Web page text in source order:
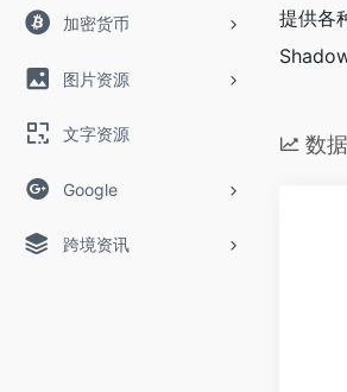
加密货币
图片资源
文字资源
Google
跨境资讯
提供各
数